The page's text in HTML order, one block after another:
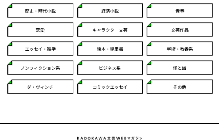
歴史・時代小説 経済小説 青春
恋愛 キャラクター文芸 文芸作品
エッセイ・雑学 絵本・児童書 学術・教養系
ノンフィクション系 ビジネス系 怪と幽
ダ・ヴィンチ コミックエッセイ その他